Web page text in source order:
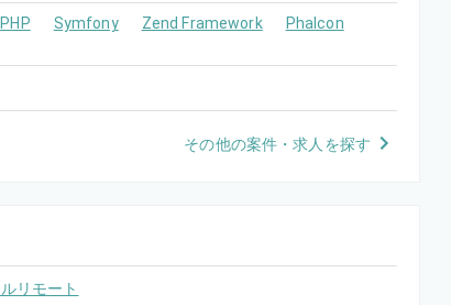
Symfony Zend Framework
Phalcon
その他の案件・求人を探す
リモート